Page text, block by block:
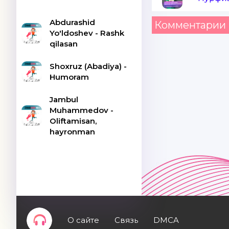
Abdurashid
Yo'ldoshev - Rashk
qilasan
Shoxruz (Abadiya) -
Humoram
Jambul
Muhammedov -
Oliftamisan,
hayronman
Комментарии
О сайте Связь DMCA